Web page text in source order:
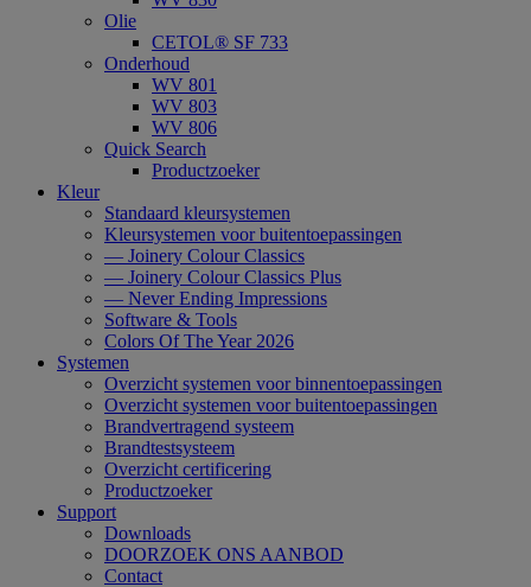
Olie
CETOL® SF 733
Onderhoud
WV 801
WV 803
WV 806
Quick Search
Productzoeker
Kleur
Standaard kleursystemen
Kleursystemen voor buitentoepassingen
— Joinery Colour Classics
— Joinery Colour Classics Plus
— Never Ending Impressions
Software & Tools
Colors Of The Year 2026
Systemen
Overzicht systemen voor binnentoepassingen
Overzicht systemen voor buitentoepassingen
Brandvertragend systeem
Brandtestsysteem
Overzicht certificering
Productzoeker
Support
Downloads
DOORZOEK ONS AANBOD
Contact